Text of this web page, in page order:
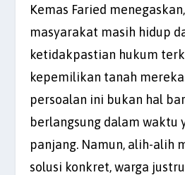
Kemas Faried
masyarakat masih hidup
ketidakpastian hukum
kepemilikan tanah
persoalan ini bukan hal
berlangsung dalam waktu
panjang. Namun, alih-alih
solusi konkret, warga